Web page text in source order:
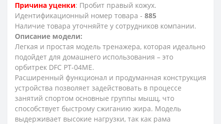
Причина уценки: Пробит правый кожух.
Идентификационный номер товара - 885
Наличие товара уточняйте у сотрудников компании.
Описание модели:
Легкая и простая модель тренажера, которая идеально
подойдет для домашнего использования – это
орбитрек DFC PT-04ME.
Расширенный функционал и продуманная конструкция
устройства позволяет задействовать в процессе
занятий спортом основные группы мышц, что
способствует быстрому сжиганию жира. Модель
выдерживает высокие нагрузки, так как рама